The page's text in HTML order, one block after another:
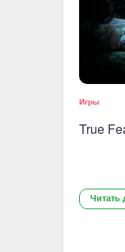
Игры
True
Читать